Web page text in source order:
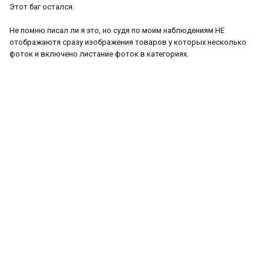
Этот баг остался.
Не помню писал ли я это, но судя по моим наблюдениям НЕ
отображаютя сразу изображения товаров у которых несколько
фоток и включено листание фоток в категориях.